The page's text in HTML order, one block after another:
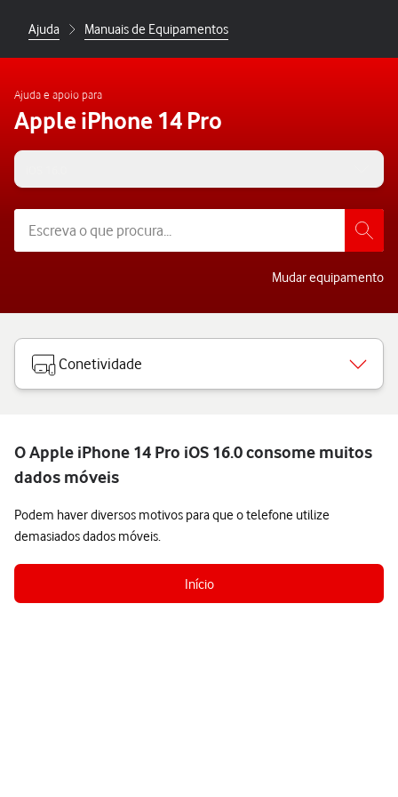
Ajuda Manuais de Equipamentos
Ajuda e apoio para
Apple iPhone 14 Pro
Mudar equipamento
Conetividade
O Apple iPhone 14 Pro iOS 16.0 consome muitos
dados móveis
Podem haver diversos motivos para que o telefone utilize
demasiados dados móveis.
Início